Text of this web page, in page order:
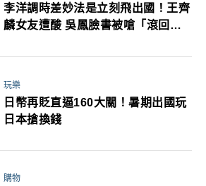
李洋調時差妙法是立刻飛出國！王齊
麟女友遭酸 吳鳳臉書被嗆「滾回土
玩樂
日幣再貶直逼160大關！暑期出國玩
日本搶換錢
購物